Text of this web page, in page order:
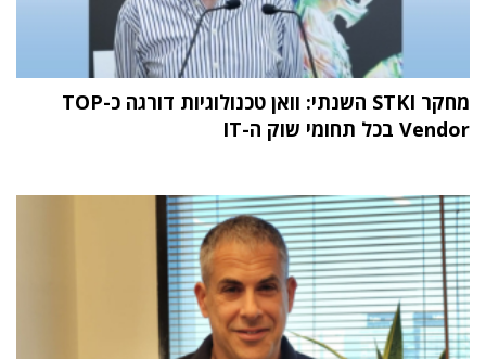
מחקר STKI השנתי: וואן טכנולוגיות דורגה כ-TOP
Vendor בכל תחומי שוק ה-IT